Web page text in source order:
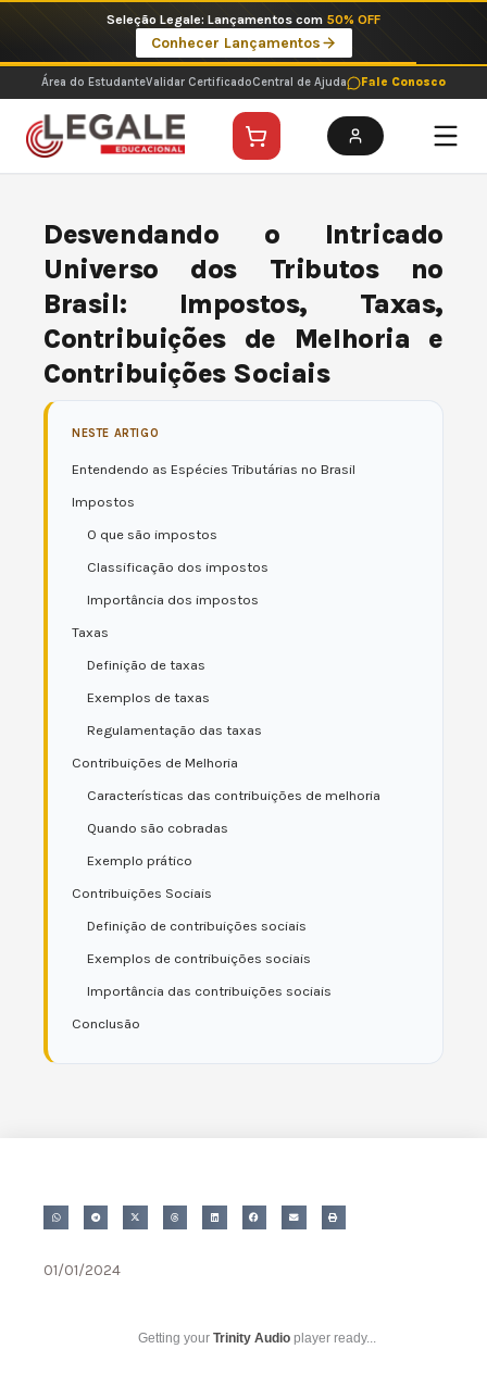
o
conteúdo
Seleção Legale: Lançamentos com 50% OFF
Conhecer Lançamentos
Área do EstudanteValidar CertificadoCentral de Ajuda Fale Conosco
Desvendando o Intricado
Universo dos Tributos no
Brasil: Impostos, Taxas,
Contribuições de Melhoria e
Contribuições Sociais
NESTE ARTIGO
Entendendo as Espécies Tributárias no Brasil
Impostos
O que são impostos
Classificação dos impostos
Importância dos impostos
Taxas
Definição de taxas
Exemplos de taxas
Regulamentação das taxas
Contribuições de Melhoria
Características das contribuições de melhoria
Quando são cobradas
Exemplo prático
Contribuições Sociais
Definição de contribuições sociais
Exemplos de contribuições sociais
Importância das contribuições sociais
Conclusão
01/01/2024
Getting your Trinity Audio player ready...